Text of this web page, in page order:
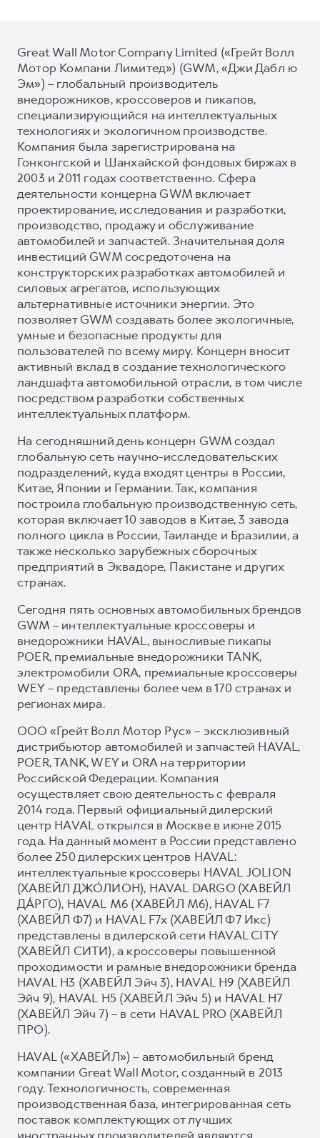
Great Wall Motor Company Limited («Грейт Волл
Мотор Компани Лимитед») (GWM, «Джи Дабл ю
Эм») – глобальный производитель
внедорожников, кроссоверов и пикапов,
специализирующийся на интеллектуальных
технологиях и экологичном производстве.
Компания была зарегистрирована на
Гонконгской и Шанхайской фондовых биржах в
2003 и 2011 годах соответственно. Сфера
деятельности концерна GWM включает
проектирование, исследования и разработки,
производство, продажу и обслуживание
автомобилей и запчастей. Значительная доля
инвестиций GWM сосредоточена на
конструкторских разработках автомобилей и
силовых агрегатов, использующих
альтернативные источники энергии. Это
позволяет GWM создавать более экологичные,
умные и безопасные продукты для
пользователей по всему миру. Концерн вносит
активный вклад в создание технологического
ландшафта автомобильной отрасли, в том числе
посредством разработки собственных
интеллектуальных платформ.
На сегодняшний день концерн GWM создал
глобальную сеть научно-исследовательских
подразделений, куда входят центры в России,
Китае, Японии и Германии. Так, компания
построила глобальную производственную сеть,
которая включает 10 заводов в Китае, 3 завода
полного цикла в России, Таиланде и Бразилии, а
также несколько зарубежных сборочных
предприятий в Эквадоре, Пакистане и других
странах.
Сегодня пять основных автомобильных брендов
GWM – интеллектуальные кроссоверы и
внедорожники HAVAL, выносливые пикапы
POER, премиальные внедорожники TANK,
электромобили ORA, премиальные кроссоверы
WEY – представлены более чем в 170 странах и
регионах мира.
ООО «Грейт Волл Мотор Рус» – эксклюзивный
дистрибьютор автомобилей и запчастей HAVAL,
POER, TANK, WEY и ORA на территории
Российской Федерации. Компания
осуществляет свою деятельность с февраля
2014 года. Первый официальный дилерский
центр HAVAL открылся в Москве в июне 2015
года. На данный момент в России представлено
более 250 дилерских центров HAVAL:
интеллектуальные кроссоверы HAVAL JOLION
(ХАВЕЙЛ ДЖО́ЛИОН), HAVAL DARGO (ХАВЕЙЛ
ДА́РГО), HAVAL М6 (ХАВЕЙЛ M6), HAVAL F7
(ХАВЕЙЛ Ф7) и HAVAL F7x (ХАВЕЙЛ Ф7 Икс)
представлены в дилерской сети HAVAL CITY
(ХАВЕЙЛ СИТИ), а кроссоверы повышенной
проходимости и рамные внедорожники бренда
HAVAL H3 (ХАВЕЙЛ Эйч 3), HAVAL H9 (ХАВЕЙЛ
Эйч 9), HAVAL H5 (ХАВЕЙЛ Эйч 5) и HAVAL H7
(ХАВЕЙЛ Эйч 7) – в сети HAVAL PRO (ХАВЕЙЛ
ПРО).
HAVAL («ХАВЕЙЛ») – автомобильный бренд
компании Great Wall Motor, созданный в 2013
году. Технологичность, современная
производственная база, интегрированная сеть
поставок комплектующих от лучших